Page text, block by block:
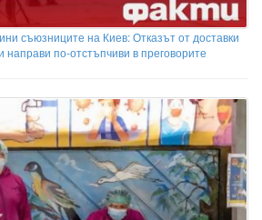
съюзниците на Киев: Отказът от доставки
по-отстъпчиви в преговорите